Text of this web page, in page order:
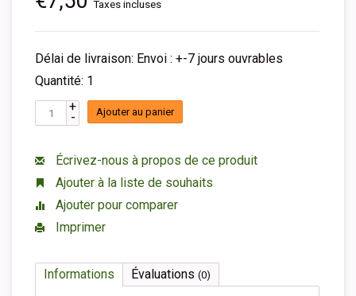
Taxes incluses
Délai de livraison: Envoi : +-7 jours ouvrables
Quantité: 1
+
- Ajouter au panier
Écrivez-nous à propos de ce produit
Ajouter à la liste de souhaits
Ajouter pour comparer
Imprimer
Informations Évaluations (0)